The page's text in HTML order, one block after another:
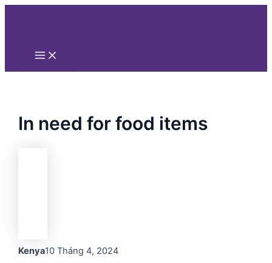
Nhảy
Main
In need for food items
Kenya10 Tháng 4, 2024